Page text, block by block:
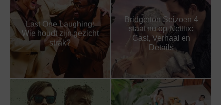
Last One Laughing:
Wie houdt zijn gezicht
strak?
Bridgerton Seizoen 4
staat nu op Netflix:
Cast, Verhaal en
Details